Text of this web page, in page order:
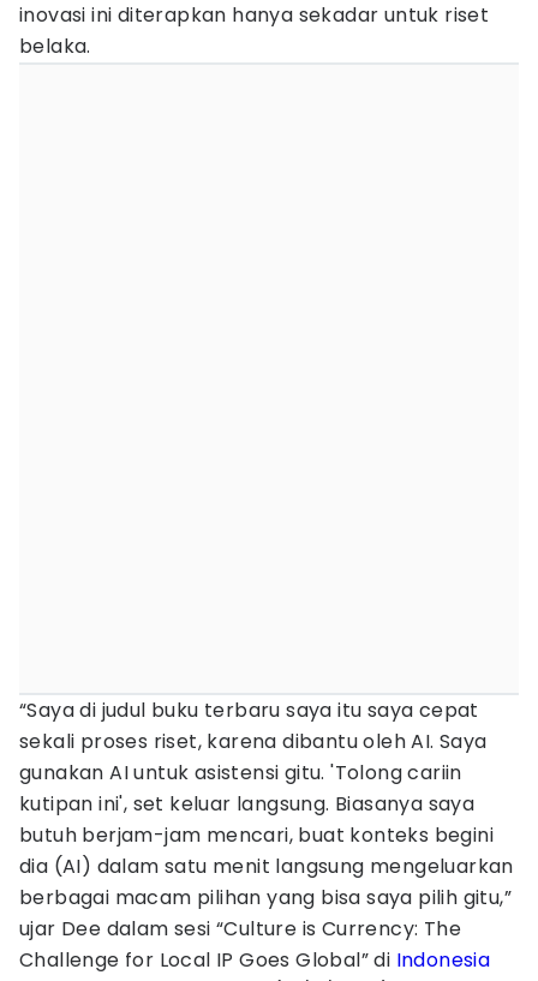
inovasi ini diterapkan hanya sekadar untuk riset
belaka.
“Saya di judul buku terbaru saya itu saya cepat
sekali proses riset, karena dibantu oleh AI. Saya
gunakan AI untuk asistensi gitu. 'Tolong cariin
kutipan ini', set keluar langsung. Biasanya saya
butuh berjam-jam mencari, buat konteks begini
dia (AI) dalam satu menit langsung mengeluarkan
berbagai macam pilihan yang bisa saya pilih gitu,”
ujar Dee dalam sesi “Culture is Currency: The
Challenge for Local IP Goes Global” di Indonesia